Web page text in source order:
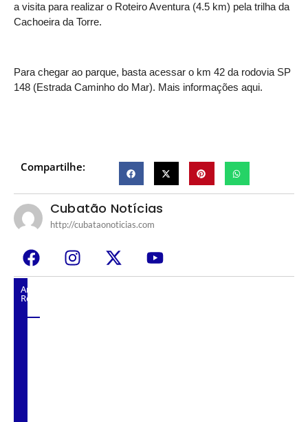
a visita para realizar o Roteiro Aventura (4.5 km) pela trilha da
Cachoeira da Torre.
Para chegar ao parque, basta acessar o km 42 da rodovia SP
148 (Estrada Caminho do Mar). Mais informações aqui.
Compartilhe:
Cubatão Notícias
http://cubataonoticias.com
Artigos
Relacionados